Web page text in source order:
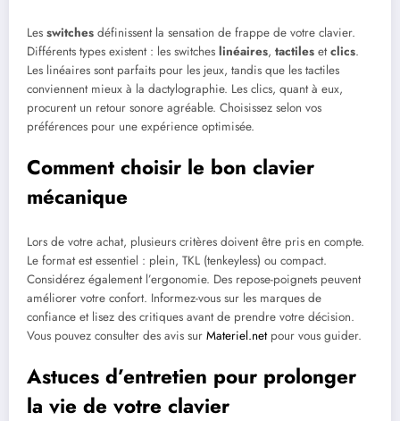
Les switches définissent la sensation de frappe de votre clavier.
Différents types existent : les switches linéaires, tactiles etclics.
Les linéaires sont parfaits pour les jeux, tandis que les tactiles
conviennent mieux à la dactylographie. Les clics, quant à eux,
procurent un retour sonore agréable. Choisissez selon vos
préférences pour une expérience optimisée.
Comment choisir le bon clavier
mécanique
Lors de votre achat, plusieurs critères doivent être pris en compte.
Le format est essentiel : plein, TKL (tenkeyless) ou compact.
Considérez également l’ergonomie. Des repose-poignets peuvent
améliorer votre confort. Informez-vous sur les marques de
confiance et lisez des critiques avant de prendre votre décision.
Vous pouvez consulter des avis sur Materiel.netpour vous guider.
Astuces d’entretien pour prolonger
la vie de votre clavier